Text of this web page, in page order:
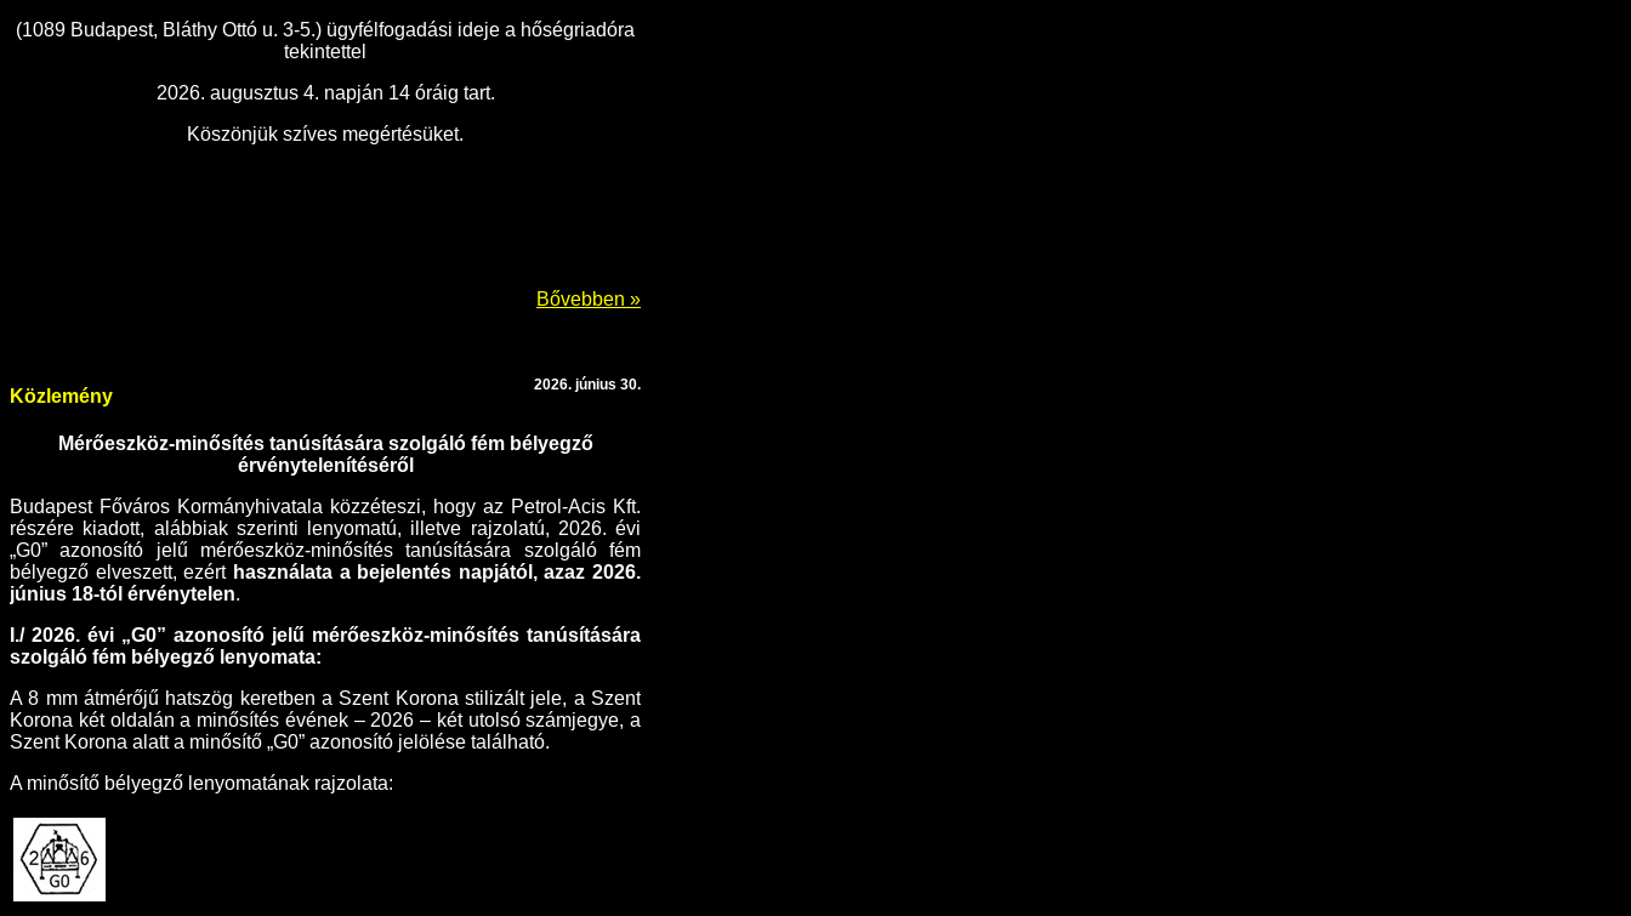
(1089 Budapest, Bláthy Ottó u. 3-5.) ügyfélfogadási ideje a hőségriadóra
tekintettel
2026. augusztus 4. napján 14 óráig tart.
Köszönjük szíves megértésüket.
Bővebben »
2026. június 30.
Közlemény
Mérőeszköz-minősítés tanúsítására szolgáló fém bélyegző
érvénytelenítéséről
Budapest Főváros Kormányhivatala közzéteszi, hogy az Petrol-Acis Kft.
részére kiadott, alábbiak szerinti lenyomatú, illetve rajzolatú, 2026. évi
„G0” azonosító jelű mérőeszköz-minősítés tanúsítására szolgáló fém
bélyegző elveszett, ezért használata a bejelentés napjától, azaz 2026.
június 18-tól érvénytelen.
I./ 2026. évi „G0” azonosító jelű mérőeszköz-minősítés tanúsítására
szolgáló fém bélyegző lenyomata:
A 8 mm átmérőjű hatszög keretben a Szent Korona stilizált jele, a Szent
Korona két oldalán a minősítés évének – 2026 – két utolsó számjegye, a
Szent Korona alatt a minősítő „G0” azonosító jelölése található.
A minősítő bélyegző lenyomatának rajzolata: